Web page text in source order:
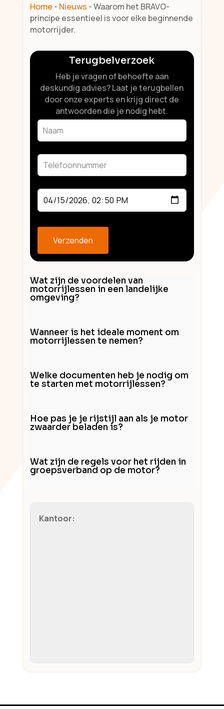
Home - Nieuws -Waarom het BRAVO-
principe essentieel is voor elke beginnende
motorrijder.​​
Terugbelverzoek
Heb je vragen of behoefte aan
deskundig advies? Laat je terugbellen
door onze experts en krijg direct de
antwoorden die je nodig hebt.
Leave
this
field
blank
Verzenden
Wat zijn de voordelen van
motorrijlessen in een landelijke
omgeving?
Wanneer is het ideale moment om
motorrijlessen te nemen?
Welke documenten heb je nodig om
te starten met motorrijlessen?
Hoe pas je je rijstijl aan als je motor
zwaarder beladen is?
Wat zijn de regels voor het rijden in
groepsverband op de motor?
Kantoor: